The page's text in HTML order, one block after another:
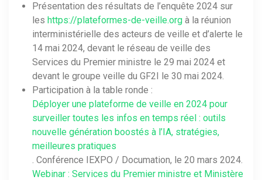
Présentation des résultats de l’enquête 2024 sur
les https://plateformes-de-veille.org à la réunion
interministérielle des acteurs de veille et d’alerte le
14 mai 2024, devant le réseau de veille des
Services du Premier ministre le 29 mai 2024 et
devant le groupe veille du GF2I le 30 mai 2024.
Participation à la table ronde :
Déployer une plateforme de veille en 2024 pour
surveiller toutes les infos en temps réel : outils
nouvelle génération boostés à l’IA, stratégies,
meilleures pratiques
. Conférence IEXPO / Documation, le 20 mars 2024.
Webinar : Services du Premier ministre et Ministère